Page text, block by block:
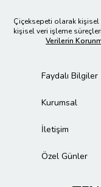
Çiçeksepeti olarak
kişisel veri işleme
Verilerin
Faydalı Bilgiler
Kurumsal
İletişim
Özel Günler